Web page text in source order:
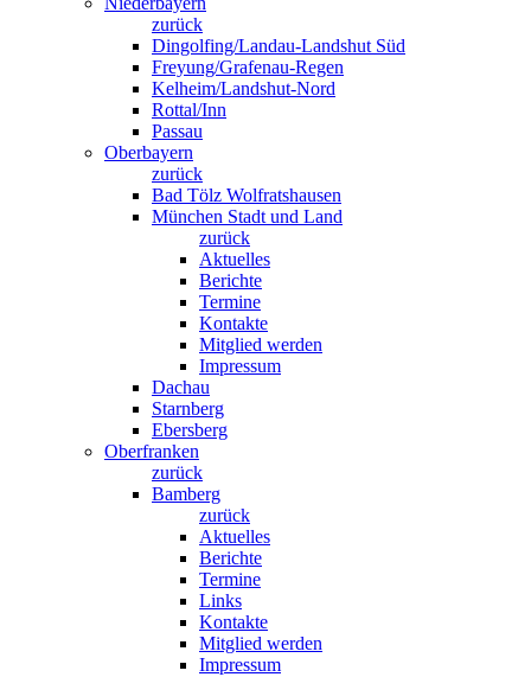
zurück
Dingolfing/Landau-Landshut Süd
Freyung/Grafenau-Regen
Kelheim/Landshut-Nord
Rottal/Inn
Passau
Oberbayern
zurück
Bad Tölz Wolfratshausen
München Stadt und Land
zurück
Aktuelles
Berichte
Termine
Kontakte
Mitglied werden
Impressum
Dachau
Starnberg
Ebersberg
Oberfranken
zurück
Bamberg
zurück
Aktuelles
Berichte
Termine
Links
Kontakte
Mitglied werden
Impressum